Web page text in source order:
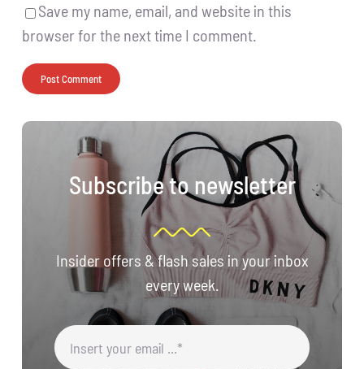
Save my name, email, and website in this
browser for the next time I comment.
Subscribe to newsletter
Insider offers & flash sales in your inbox
every week.